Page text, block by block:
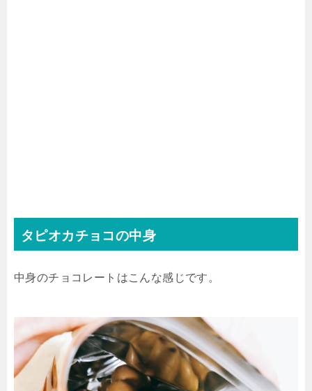
タピオカチョコの中身
中身のチョコレートはこんな感じです。